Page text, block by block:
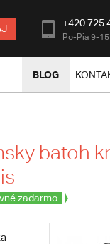
+420 725
Po-Pia 9-
BLOG
batoh
zadarmo